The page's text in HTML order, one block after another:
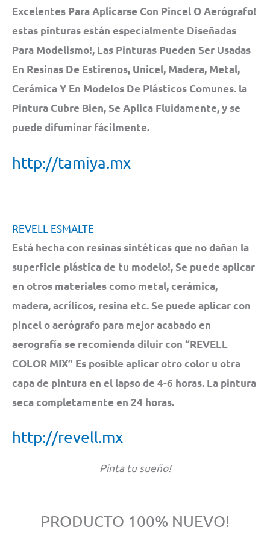
Excelentes Para Aplicarse Con Pincel O Aerógrafo!
estas pinturas están especialmente Diseñadas
Para Modelismo!, Las Pinturas Pueden Ser Usadas
En Resinas De Estirenos, Unicel, Madera, Metal,
Cerámica Y En Modelos De Plásticos Comunes. la
Pintura Cubre Bien, Se Aplica Fluidamente, y se
puede difuminar fácilmente.
http://tamiya.mx
REVELL ESMALTE –
Está hecha con resinas sintéticas que no dañan la
superficie plástica de tu modelo!, Se puede aplicar
en otros materiales como metal, cerámica,
madera, acrílicos, resina etc. Se puede aplicar con
pincel o aerógrafo para mejor acabado en
aerografía se recomienda diluir con “REVELL
COLOR MIX” Es posible aplicar otro color u otra
capa de pintura en el lapso de 4-6 horas. La pintura
seca completamente en 24 horas.
http://revell.mx
Pinta tu sueño!
PRODUCTO 100% NUEVO!